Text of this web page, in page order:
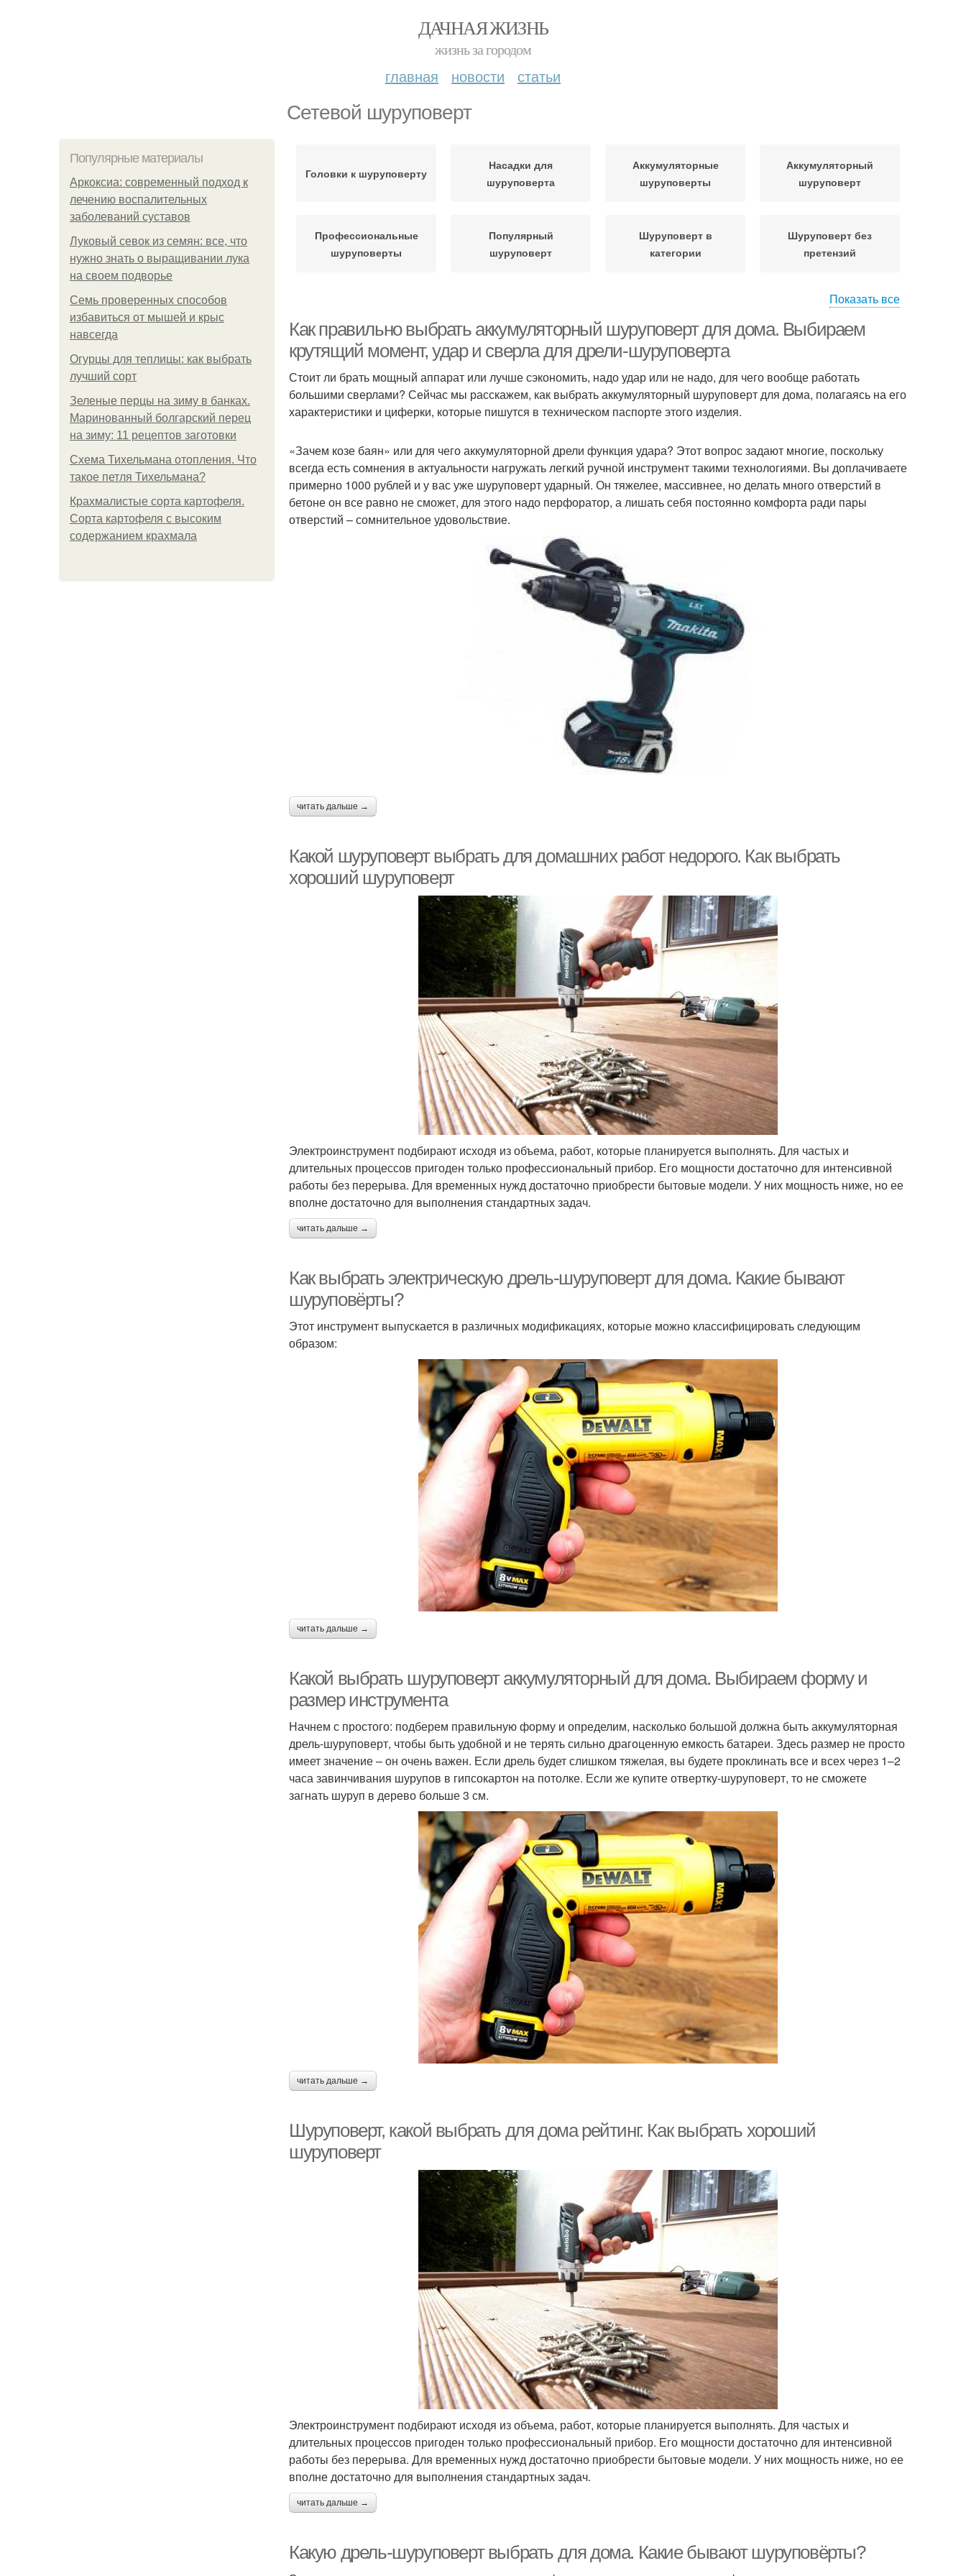
ДАЧНАЯ ЖИЗНЬ
жизнь за городом
главная новости статьи
Сетевой шуруповерт
Популярные материалы
Аркоксиа: современный подход к
лечению воспалительных
заболеваний суставов
Луковый севок из семян: все, что
нужно знать о выращивании лука
на своем подворье
Семь проверенных способов
избавиться от мышей и крыс
навсегда
Огурцы для теплицы: как выбрать
лучший сорт
Зеленые перцы на зиму в банках.
Маринованный болгарский перец
на зиму: 11 рецептов заготовки
Схема Тихельмана отопления. Что
такое петля Тихельмана?
Крахмалистые сорта картофеля.
Сорта картофеля с высоким
содержанием крахмала
Головки к шуруповерту
Насадки для
шуруповерта
Аккумуляторные
шуруповерты
Аккумуляторный
шуруповерт
Профессиональные
шуруповерты
Популярный
шуруповерт
Шуруповерт в
категории
Шуруповерт без
претензий
аккумулятором
Показать все
Как правильно выбрать аккумуляторный шуруповерт для дома. Выбираем
крутящий момент, удар и сверла для дрели-шуруповерта
Стоит ли брать мощный аппарат или лучше сэкономить, надо удар или не надо, для чего вообще работать
большими сверлами? Сейчас мы расскажем, как выбрать аккумуляторный шуруповерт для дома, полагаясь на его
характеристики и циферки, которые пишутся в техническом паспорте этого изделия.
«Зачем козе баян» или для чего аккумуляторной дрели функция удара? Этот вопрос задают многие, поскольку
всегда есть сомнения в актуальности нагружать легкий ручной инструмент такими технологиями. Вы доплачиваете
примерно 1000 рублей и у вас уже шуруповерт ударный. Он тяжелее, массивнее, но делать много отверстий в
бетоне он все равно не сможет, для этого надо перфоратор, а лишать себя постоянно комфорта ради пары
отверстий – сомнительное удовольствие.
читать дальше →
Какой шуруповерт выбрать для домашних работ недорого. Как выбрать
хороший шуруповерт
Электроинструмент подбирают исходя из объема, работ, которые планируется выполнять. Для частых и
длительных процессов пригоден только профессиональный прибор. Его мощности достаточно для интенсивной
работы без перерыва. Для временных нужд достаточно приобрести бытовые модели. У них мощность ниже, но ее
вполне достаточно для выполнения стандартных задач.
читать дальше →
Как выбрать электрическую дрель-шуруповерт для дома. Какие бывают
шуруповёрты?
Этот инструмент выпускается в различных модификациях, которые можно классифицировать следующим
образом:
читать дальше →
Какой выбрать шуруповерт аккумуляторный для дома. Выбираем форму и
размер инструмента
Начнем с простого: подберем правильную форму и определим, насколько большой должна быть аккумуляторная
дрель-шуруповерт, чтобы быть удобной и не терять сильно драгоценную емкость батареи. Здесь размер не просто
имеет значение – он очень важен. Если дрель будет слишком тяжелая, вы будете проклинать все и всех через 1–2
часа завинчивания шурупов в гипсокартон на потолке. Если же купите отвертку-шуруповерт, то не сможете
загнать шуруп в дерево больше 3 см.
читать дальше →
Шуруповерт, какой выбрать для дома рейтинг. Как выбрать хороший
шуруповерт
Электроинструмент подбирают исходя из объема, работ, которые планируется выполнять. Для частых и
длительных процессов пригоден только профессиональный прибор. Его мощности достаточно для интенсивной
работы без перерыва. Для временных нужд достаточно приобрести бытовые модели. У них мощность ниже, но ее
вполне достаточно для выполнения стандартных задач.
читать дальше →
Какую дрель-шуруповерт выбрать для дома. Какие бывают шуруповёрты?